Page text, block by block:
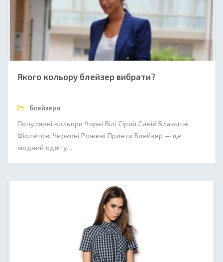
Якого кольору блейзер вибрати?
Блейзери
Популярні кольори Чорні Білі Сірий Синій Блакитні
Фіолетові Червоні Рожеві Принти Блейзер — це
модний одяг у...